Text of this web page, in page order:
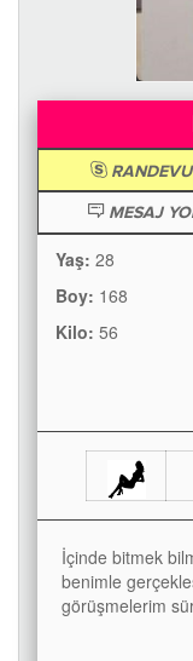
MESAJ
Yaş: 28
Boy: 168
Kilo: 56
İçinde bitmek
benimle
görüşmelerim